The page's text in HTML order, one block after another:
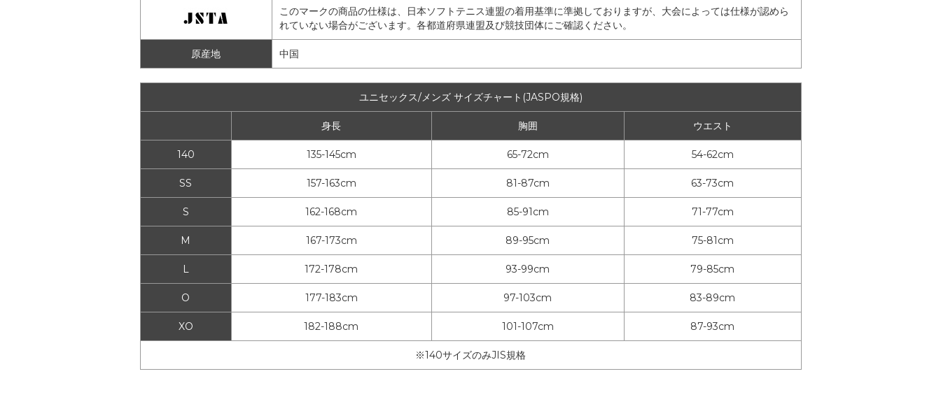
このマークの商品の仕様は、日本ソフトテニス連盟の着用基準に準拠しておりますが、大会によっては仕様が認めら
れていない場合がございます。各都道府県連盟及び競技団体にご確認ください。
原産地 中国
ユニセックス/メンズ サイズチャート(JASPO規格)
身長 胸囲 ウエスト
140 135-145cm 65-72cm 54-62cm
SS 157-163cm 81-87cm 63-73cm
S 162-168cm 85-91cm 71-77cm
M 167-173cm 89-95cm 75-81cm
L 172-178cm 93-99cm 79-85cm
O 177-183cm 97-103cm 83-89cm
XO 182-188cm 101-107cm 87-93cm
※140サイズのみJIS規格